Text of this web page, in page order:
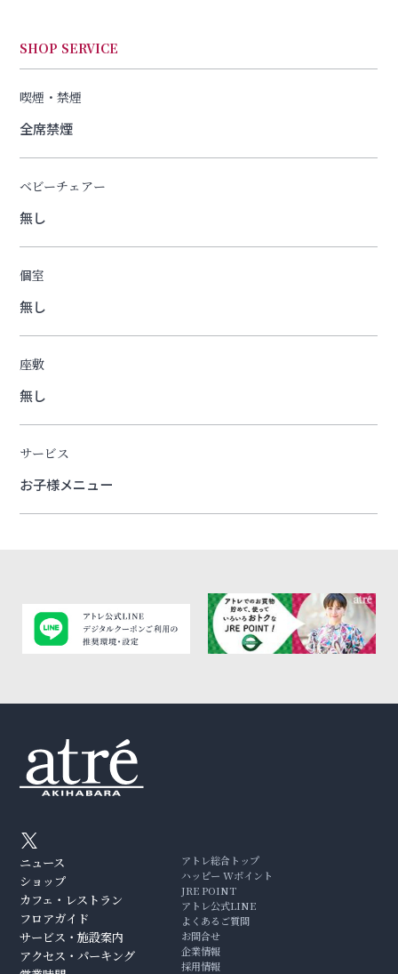
SHOP SERVICE
喫煙・禁煙
全席禁煙
ベビーチェアー
無し
個室
無し
座敷
無し
サービス
お子様メニュー
ニュース
ショップ
カフェ・レストラン
フロアガイド
サービス・施設案内
アクセス・パーキング
アトレ総合トップ
ハッピー Wポイント
JRE POINT
アトレ公式LINE
よくあるご質問
お問合せ
企業情報
採用情報